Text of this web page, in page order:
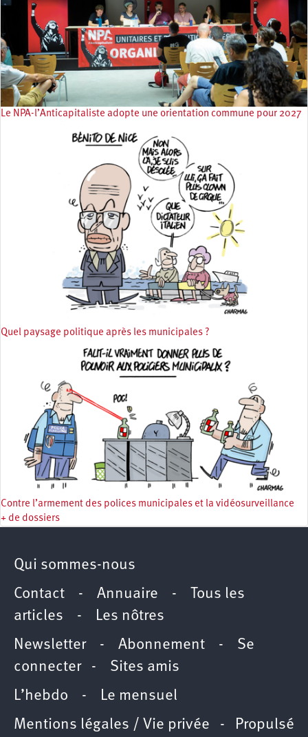
Le NPA-l’Anticapitaliste adopte une orientation commune pour 2027
Quel paysage politique après les municipales ?
Contre l’armement des polices municipales et la vidéosurveillance
+ de dossiers
Qui sommes-nous
Contact - Annuaire -
Tous les
articles - Les nôtres
Newsletter- Abonnement - Se
connecter- Sites amis
L’hebdo - Le mensuel
Mentions légales / Vie privée - Propulsé